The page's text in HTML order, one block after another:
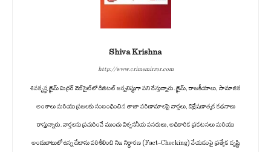
Shiva Krishna
http://www.crimemirror.com
శివకృష్ణ క్రైమ్ మిర్రర్ వెబ్‌సైట్‌లో డిజిటల్ జర్నలిస్టుగా పని చేస్తున్నారు. క్రైమ్, రాజకీయాలు, సామాజిక
అంశాలు మరియు ప్రజలకు సంబంధించిన తాజా పరిణామాలపై వార్తలు, విశ్లేషణాత్మక కథనాలు
రాస్తున్నారు. వార్తలను ప్రచురించే ముందు విశ్వసనీయ వనరులు, అధికారిక ప్రకటనలు మరియు
అందుబాటులో ఉన్న డేటాను పరిశీలించి నిజ నిర్ధారణ (Fact-Checking) చేయడంపై ప్రత్యేక దృష్టి